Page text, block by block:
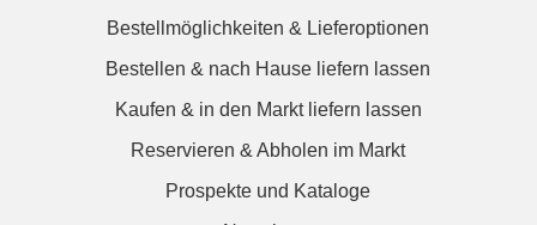
Bestellmöglichkeiten & Lieferoptionen
Bestellen & nach Hause liefern lassen
Kaufen & in den Markt liefern lassen
Reservieren & Abholen im Markt
Prospekte und Kataloge